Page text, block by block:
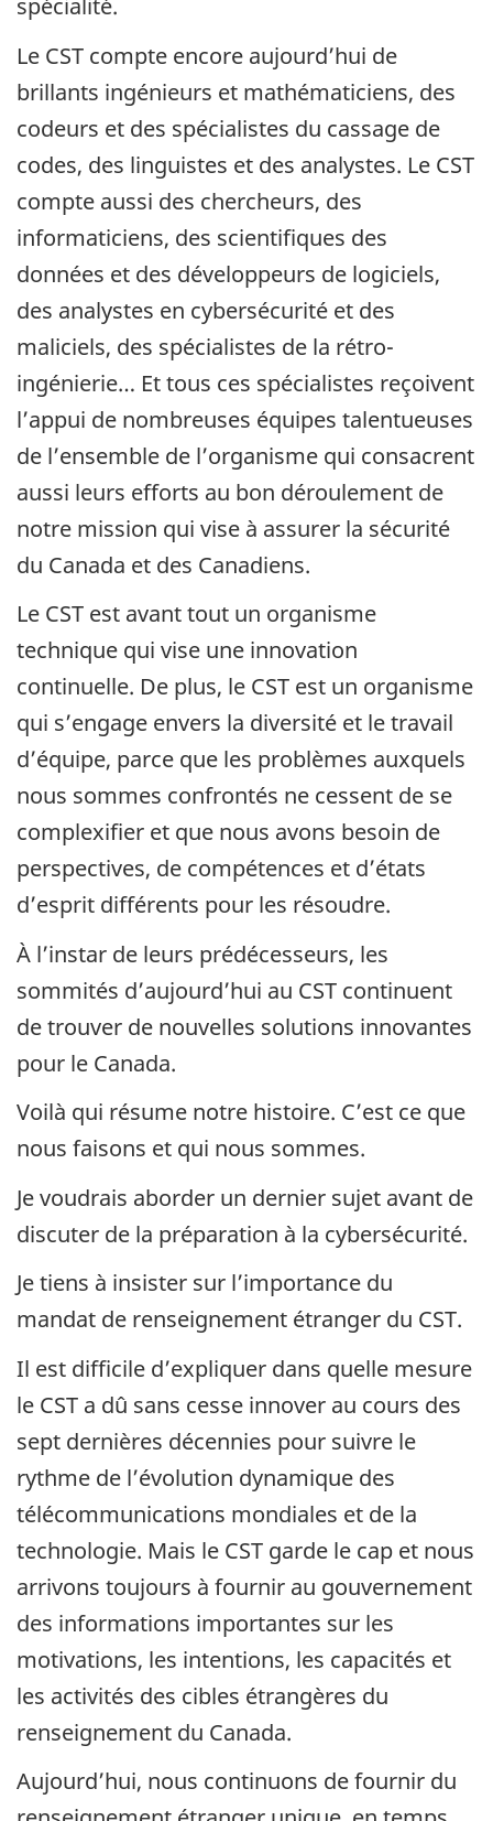
spécialité.
Le CST compte encore aujourd’hui de
brillants ingénieurs et mathématiciens, des
codeurs et des spécialistes du cassage de
codes, des linguistes et des analystes. Le CST
compte aussi des chercheurs, des
informaticiens, des scientifiques des
données et des développeurs de logiciels,
des analystes en cybersécurité et des
maliciels, des spécialistes de la rétro-
ingénierie… Et tous ces spécialistes reçoivent
l’appui de nombreuses équipes talentueuses
de l’ensemble de l’organisme qui consacrent
aussi leurs efforts au bon déroulement de
notre mission qui vise à assurer la sécurité
du Canada et des Canadiens.
Le CST est avant tout un organisme
technique qui vise une innovation
continuelle. De plus, le CST est un organisme
qui s’engage envers la diversité et le travail
d’équipe, parce que les problèmes auxquels
nous sommes confrontés ne cessent de se
complexifier et que nous avons besoin de
perspectives, de compétences et d’états
d’esprit différents pour les résoudre.
À l’instar de leurs prédécesseurs, les
sommités d’aujourd’hui au CST continuent
de trouver de nouvelles solutions innovantes
pour le Canada.
Voilà qui résume notre histoire. C’est ce que
nous faisons et qui nous sommes.
Je voudrais aborder un dernier sujet avant de
discuter de la préparation à la cybersécurité.
Je tiens à insister sur l’importance du
mandat de renseignement étranger du CST.
Il est difficile d’expliquer dans quelle mesure
le CST a dû sans cesse innover au cours des
sept dernières décennies pour suivre le
rythme de l’évolution dynamique des
télécommunications mondiales et de la
technologie. Mais le CST garde le cap et nous
arrivons toujours à fournir au gouvernement
des informations importantes sur les
motivations, les intentions, les capacités et
les activités des cibles étrangères du
renseignement du Canada.
Aujourd’hui, nous continuons de fournir du